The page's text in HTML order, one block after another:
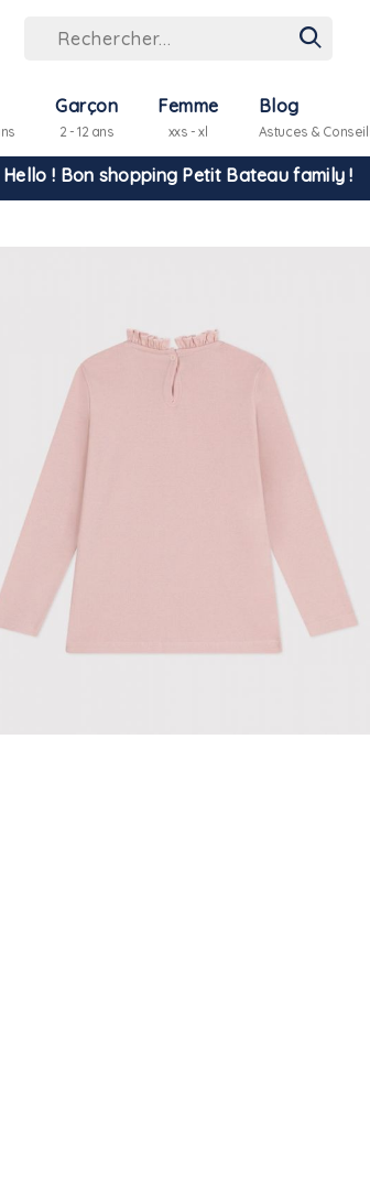
Garçon
2 - 12 ans
Femme
xxs - xl
Blog
Astuces &
Hello ! Bon shopping Petit Bateau family !
livraison est assurée partout en Tunisie !
tout paiement par carte bancaire (hors